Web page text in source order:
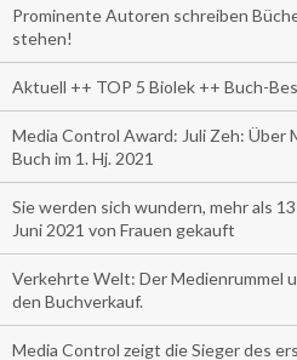
Prominente Autoren schreiben
stehen!
Aktuell ++ TOP 5 Biolek ++ Buch-
Media Control Award: Juli Zeh: Über
Buch im 1. Hj. 2021
Sie werden sich wundern, mehr als
Juni 2021 von Frauen gekauft
Verkehrte Welt: Der Medienrummel
den Buchverkauf.
Media Control zeigt die Sieger des